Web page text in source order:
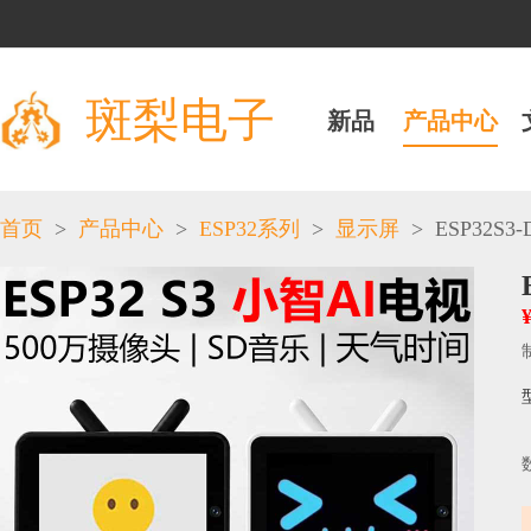
斑梨电子 新品 产品中心
首页 > 产品中心 > ESP32系列 > 显示屏 > ESP32S3-